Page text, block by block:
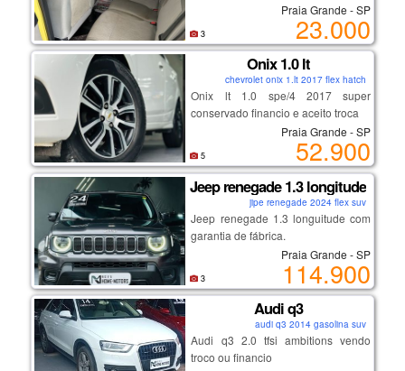
motor 1.0 a gasolina, 121.000 km.
carro compacto, econômico e fácil
manutenções recentes:
• sistema de arrefecimento revisado
• limpeza dos bicos
• pneus traseiros novos
• velas e cabos trocados
• troca de óleo e filtros realizada aos
121.000 km
possui vidros e travas elétricas.
apresenta algumas avarias na
lataria.
• não aceito troca nem
financiamento — somente à vista
Praia Grande - SP
23.000
3
Onix 1.0 lt
chevrolet onix 1.lt 2017 flex hatch
Onix lt 1.0 spe/4 2017 super
conservado financio e aceito troca
Praia Grande - SP
52.900
5
Jeep renegade 1.3 longitude
jipe renegade 2024 flex suv
Jeep renegade 1.3 longuitude com
garantia de fábrica.
Praia Grande - SP
114.900
3
Audi q3
audi q3 2014 gasolina suv
Audi q3 2.0 tfsi ambitions vendo
troco ou financio